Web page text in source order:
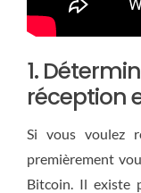
1.
réception
Si vous voulez
premièrement
Bitcoin. Il existe